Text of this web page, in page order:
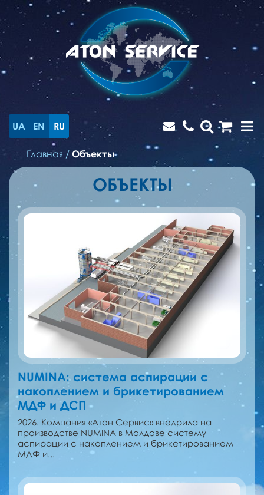
UA EN RU
Главная / Объекты
ОБЪЕКТЫ
NUMINA: система аспирации с
накоплением и брикетированием
МДФ и ДСП
2026. Компания «Атон Сервис» внедрила на
производстве NUMINA в Молдове систему
аспирации с накоплением и брикетированием
МДФ и...